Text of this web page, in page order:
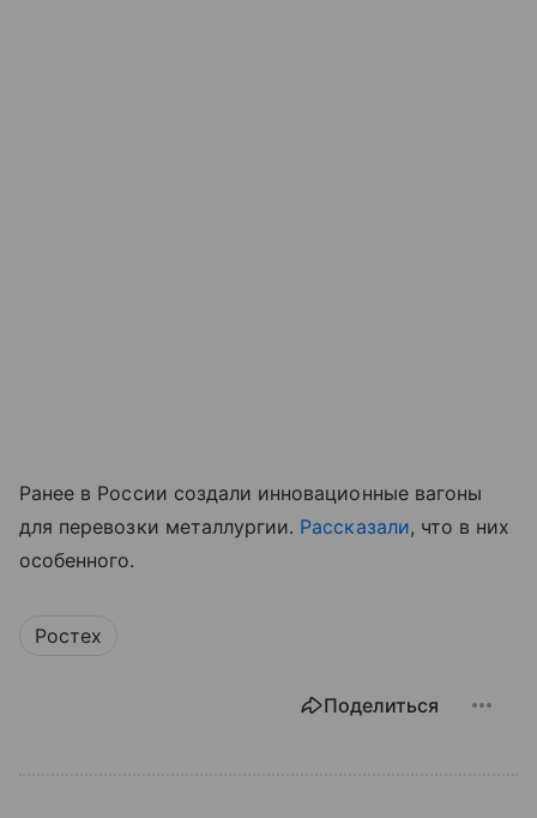
Ранее в России создали инновационные вагоны
для перевозки металлургии. Рассказали, что в них
особенного.
Ростех
Поделиться